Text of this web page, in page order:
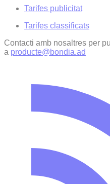
Tarifes publicitat
Tarifes classificats
Contacti amb nosaltres per
a producte@bondia.ad